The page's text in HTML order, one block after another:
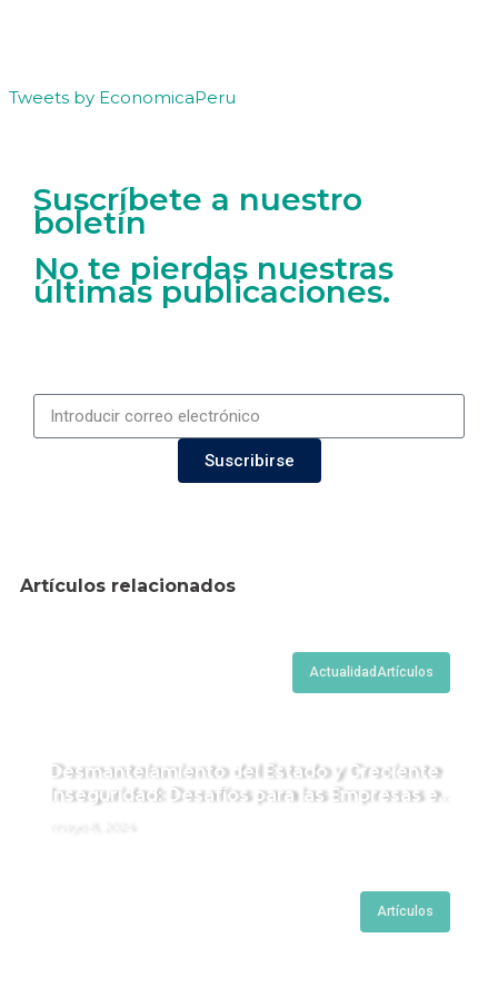
Tweets by EconomicaPeru
Suscríbete a nuestro
boletín
No te pierdas nuestras
últimas publicaciones.
Suscribirse
Artículos relacionados
ActualidadArtículos
Desmantelamiento del Estado y Creciente
Inseguridad: Desafíos para las Empresas en
Artículos